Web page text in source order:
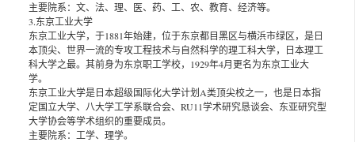
主要院系：文、法、理、医、药、工、农、教育、经济等。
3.东京工业大学
东京工业大学，于1881年始建，位于东京都目黑区与横浜市绿区，是日
本顶尖、世界一流的专攻工程技术与自然科学的理工科大学，日本理工
科大学之最。其前身为东京职工学校，1929年4月更名为东京工业大
学。
东京工业大学是日本超级国际化大学计划A类顶尖校之一，也是日本指
定国立大学、八大学工学系联合会、RU11学术研究恳谈会、东亚研究型
大学协会等学术组织的重要成员。
主要院系：工学、理学。